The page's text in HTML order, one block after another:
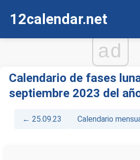
12calendar.net
ad
Calendario de fases
septiembre 2023 del
← 25.09.23 Calendario